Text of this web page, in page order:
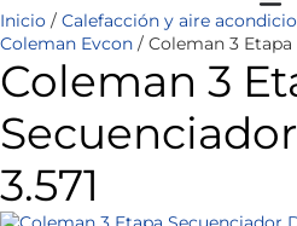
Inicio / Calefacción y aire
Coleman Evcon / Coleman 3 Etapa
Coleman 3
Secuenciador
3.571